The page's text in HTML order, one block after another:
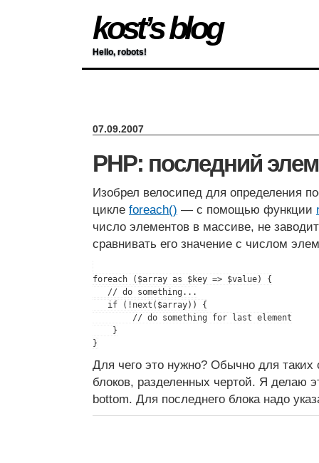
kost’s blog
Hello, robots!
07.09.2007
PHP: последний
Изобрел велосипед для определения
цикле foreach() — с помощью функции
число элементов в массиве, не
сравнивать его значение с числом
foreach ($array as $key => $value) {
   // do something...
   if (!next($array)) {
        // do something for last element
    }
Для чего это нужно? Обычно для таких
блоков, разделенных чертой. Я делаю
bottom. Для последнего блока надо